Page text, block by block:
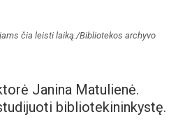
čia leisti laiką./Bibliotekos archyvo
Janina Matulienė.
bibliotekininkystę.